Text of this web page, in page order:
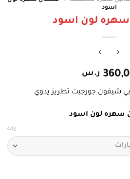
اسود
لون اسود
ر.س
شيفون جورجيت تطريز يدوي
سهره لون اسود
إزالة